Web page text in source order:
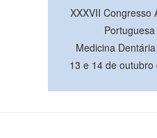
XXXVII Congresso
Medicina
13 e 14 de